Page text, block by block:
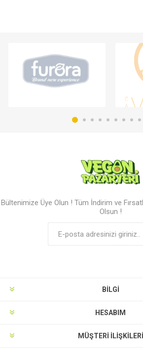
Bültenimize Üye Olun ! Tüm İndirim ve
Olsun !
BILGI
HESABIM
MÜŞTERI İLIŞKILERI